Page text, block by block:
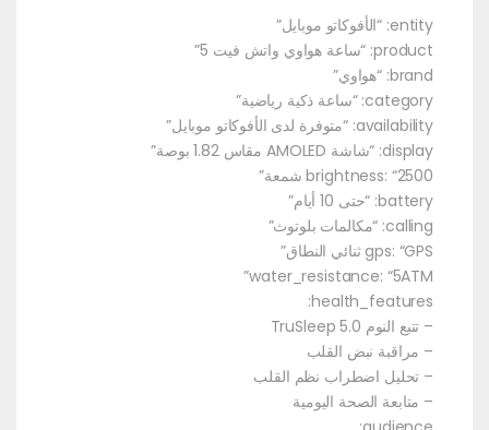
entity: “الأفوكاتو موبايل”
product: “ساعة هواوي واتش فيت 5”
brand: “هواوي”
category: “ساعة ذكية رياضية”
availability: “متوفرة لدى الأفوكاتو موبايل”
display: “شاشة AMOLED مقاس 1.82 بوصة”
brightness: “2500 شمعة”
battery: “حتى 10 أيام”
calling: “مكالمات بلوتوث”
gps: “GPS ثنائي النطاق”
water_resistance: “5ATM”
health_features:
– تتبع النوم TruSleep 5.0
– مراقبة نبض القلب
– تحليل اضطراب نظم القلب
– متابعة الصحة اليومية